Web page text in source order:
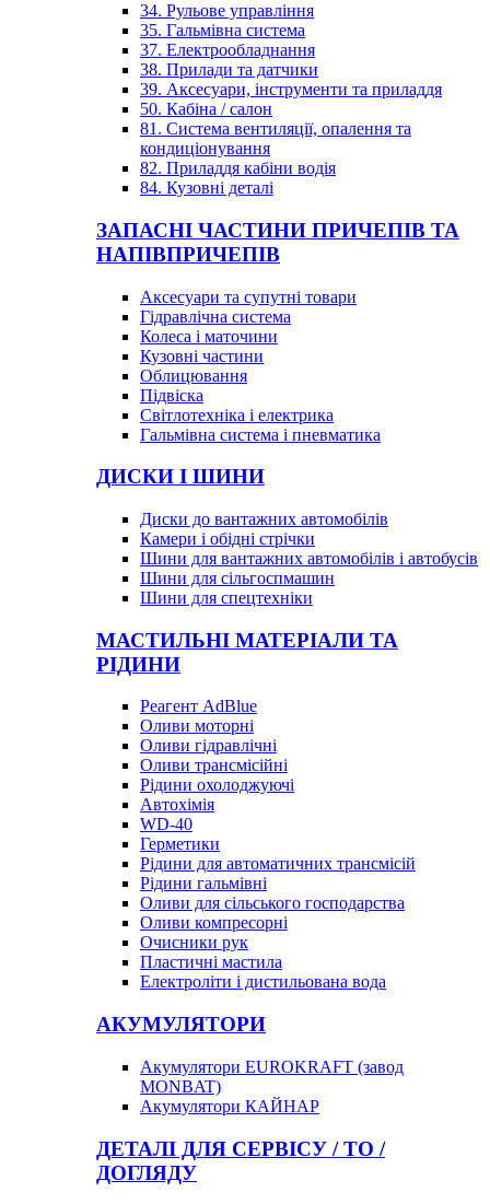
34. Рульове управління
35. Гальмівна система
37. Електрообладнання
38. Прилади та датчики
39. Аксесуари, інструменти та приладдя
50. Кабіна / салон
81. Система вентиляції, опалення та
кондиціонування
82. Приладдя кабіни водія
84. Кузовні деталі
ЗАПАСНІ ЧАСТИНИ ПРИЧЕПІВ ТА
НАПІВПРИЧЕПІВ
Аксесуари та супутні товари
Гідравлічна система
Колеса і маточини
Кузовні частини
Облицювання
Підвіска
Світлотехніка і електрика
Гальмівна система і пневматика
ДИСКИ І ШИНИ
Диски до вантажних автомобілів
Камери і обідні стрічки
Шини для вантажних автомобілів і автобусів
Шини для сільгоспмашин
Шини для спецтехніки
МАСТИЛЬНІ МАТЕРІАЛИ ТА
РІДИНИ
Реагент AdBlue
Оливи моторні
Оливи гідравлічні
Оливи трансмісійні
Рідини охолоджуючі
Автохімія
WD-40
Герметики
Рідини для автоматичних трансмісій
Рідини гальмівні
Оливи для сільського господарства
Оливи компресорні
Очисники рук
Пластичні мастила
Електроліти і дистильована вода
АКУМУЛЯТОРИ
Акумулятори EUROKRAFT (завод
MONBAT)
Акумулятори КАЙНАР
ДЕТАЛІ ДЛЯ СЕРВІСУ / ТО /
ДОГЛЯДУ